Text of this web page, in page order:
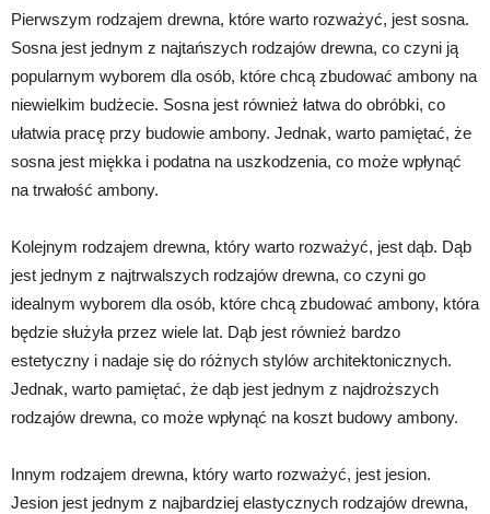
Pierwszym rodzajem drewna, które warto rozważyć, jest sosna.
Sosna jest jednym z najtańszych rodzajów drewna, co czyni ją
popularnym wyborem dla osób, które chcą zbudować ambony na
niewielkim budżecie. Sosna jest również łatwa do obróbki, co
ułatwia pracę przy budowie ambony. Jednak, warto pamiętać, że
sosna jest miękka i podatna na uszkodzenia, co może wpłynąć
na trwałość ambony.
Kolejnym rodzajem drewna, który warto rozważyć, jest dąb. Dąb
jest jednym z najtrwalszych rodzajów drewna, co czyni go
idealnym wyborem dla osób, które chcą zbudować ambony, która
będzie służyła przez wiele lat. Dąb jest również bardzo
estetyczny i nadaje się do różnych stylów architektonicznych.
Jednak, warto pamiętać, że dąb jest jednym z najdroższych
rodzajów drewna, co może wpłynąć na koszt budowy ambony.
Innym rodzajem drewna, który warto rozważyć, jest jesion.
Jesion jest jednym z najbardziej elastycznych rodzajów drewna,